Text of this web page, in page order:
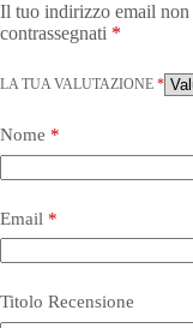
Il tuo indirizzo email non
contrassegnati *
LA TUA VALUTAZIONE *
Nome *
Email *
Titolo Recensione